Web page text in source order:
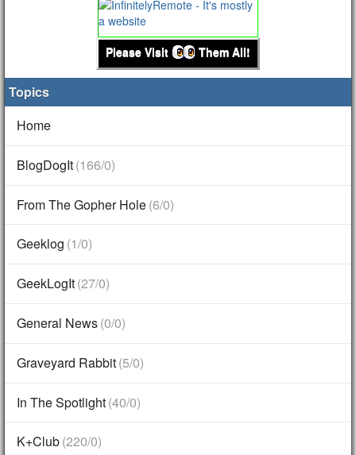
Please Visit Them All!
Topics
Home
BlogDogIt(166/0)
From The Gopher Hole(6/0)
Geeklog (1/0)
GeekLogIt(27/0)
General News(0/0)
Graveyard Rabbit(5/0)
In The Spotlight(40/0)
K+Club(220/0)